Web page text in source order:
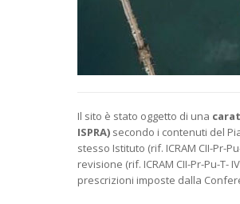
Il sito è stato oggetto di una
ISPRA) secondo i contenuti del
stesso Istituto (rif. ICRAM CII-Pr-
revisione (rif. ICRAM CII-Pr-Pu-
prescrizioni imposte dalla